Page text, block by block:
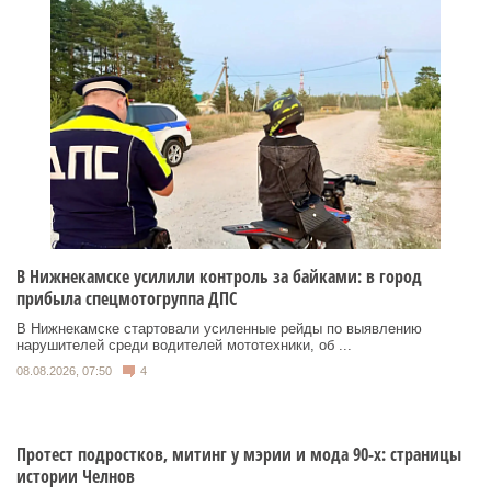
В Нижнекамске усилили контроль за байками: в город
прибыла спецмотогруппа ДПС
В Нижнекамске стартовали усиленные рейды по выявлению
нарушителей среди водителей мототехники, об ...
08.08.2026, 07:50 4
Протест подростков, митинг у мэрии и мода 90-х: страницы
истории Челнов